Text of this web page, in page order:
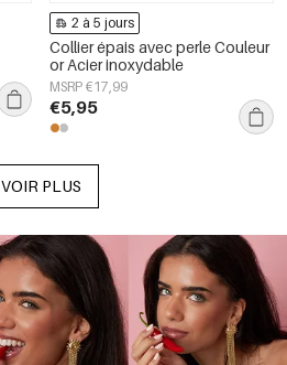
2 à 5 jours
Collier épais avec perle Couleur
or Acier inoxydable
MSRP €17,99
€5,95
VOIR PLUS